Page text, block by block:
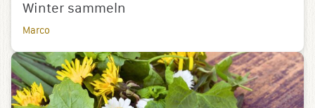
Winter sammeln
Marco